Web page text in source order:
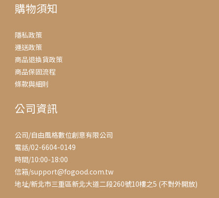
購物須知
隱私政策
運送政策
商品退換貨政策
商品保固流程
條款與細則
公司資訊
公司/自由風格數位創意有限公司
電話/02-6604-0149
時間/10:00-18:00
信箱/support@fogood.com.tw
地址/新北市三重區新北大道二段260號10樓之5 (不對外開放)